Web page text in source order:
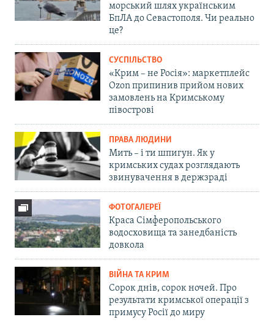
морський шлях українським
БпЛА до Севастополя. Чи реально
це?
СУСПІЛЬСТВО
«Крим – не Росія»: маркетплейс
Ozon припинив прийом нових
замовлень на Кримському
півострові
ПРАВА ЛЮДИНИ
Мить – і ти шпигун. Як у
кримських судах розглядають
звинувачення в держзраді
ФОТОГАЛЕРЕЇ
Краса Сімферопольського
водосховища та занедбаність
довкола
ВІЙНА ТА КРИМ
Сорок днів, сорок ночей. Про
результати кримської операції з
примусу Росії до миру